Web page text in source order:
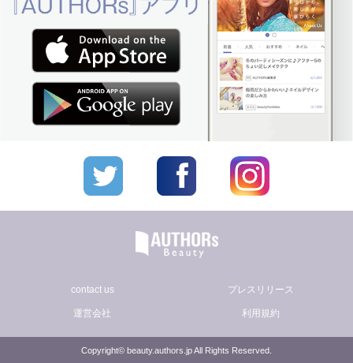
contact us プレスリリース
運営会社 利用規約
Copyright© beauty.authors.jp All Rights Reserved.